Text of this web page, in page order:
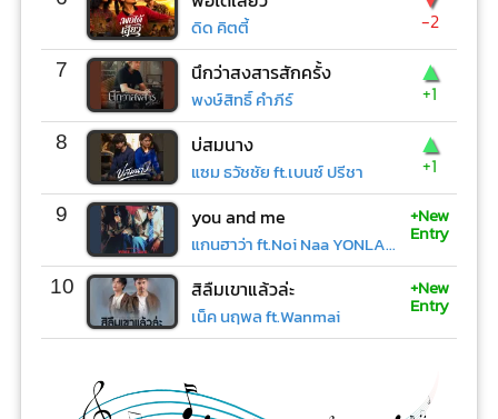
ดิด คิตตี้ -2
7 นึกว่าสงสารสักครั้ง
พงษ์สิทธิ์ คำภีร์
▲
+1
8 บ่สมนาง
แซม ธวัชชัย ft.เบนซ์ ปรีชา
▲
+1
9 you and me
แกนฮาว่า ft.Noi Naa YONLAPA
+New
Entry
10 สิลืมเขาแล้วล่ะ
เน็ค นฤพล ft.Wanmai
+New
Entry